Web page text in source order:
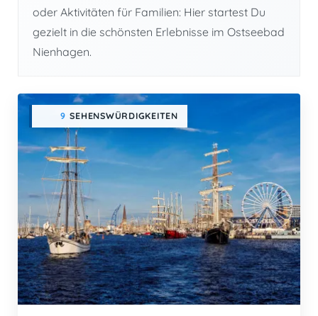
oder Aktivitäten für Familien: Hier startest Du
gezielt in die schönsten Erlebnisse im Ostseebad
Nienhagen.
9 SEHENSWÜRDIGKEITEN